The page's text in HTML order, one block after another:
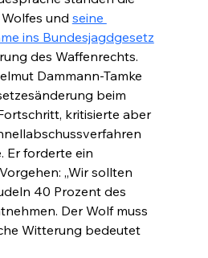
und seine
ins Bundesjagdgesetz
des Waffenrechts.
Dammann-Tamke
beim
kritisierte aber
Er forderte ein
„Wir sollten
40 Prozent des
Der Wolf muss
Witterung bedeutet